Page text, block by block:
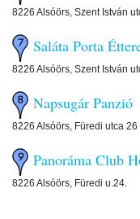
8226 Alsóörs, Szent István
Saláta Porta
8226 Alsóörs, Szent István
Napsugár Panzió
8226 Alsóörs, Füredi utca 26
Panoráma Club
8226 Alsóörs, Füredi u.24.